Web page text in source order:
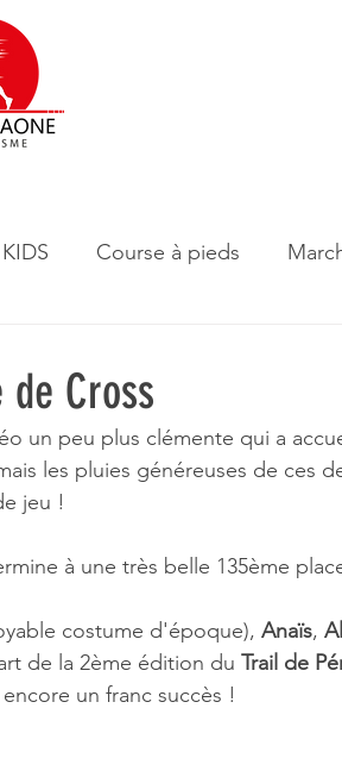
KIDS Course à pieds
de Cross
un peu plus clémente qui a
les pluies généreuses de ces
jeu !
à une très belle 135ème
costume d'époque), Anaïs,
de la 2ème édition du Trail de
un franc succès !